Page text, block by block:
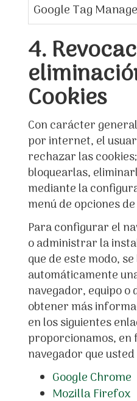
Google Tag
4.
Cookies
Con carácter
por internet, el
rechazar las
bloquearlas,
mediante la
menú de opciones
Para configurar el
o administrar la
que de este modo,
automáticamente
navegador, equipo o
obtener más
en los siguientes
proporcionamos, en
navegador que
Google Chrome
Mozilla Firefox